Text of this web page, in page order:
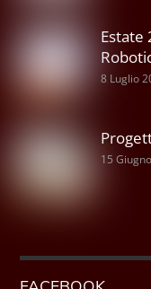
Estate
8 Luglio
15